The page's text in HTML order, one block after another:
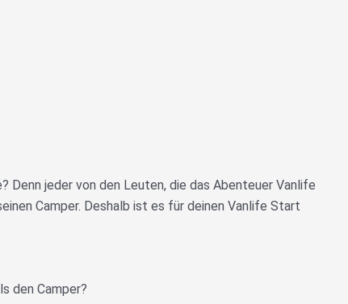
jeder von den Leuten, die das Abenteuer Vanlife
Camper. Deshalb ist es für deinen Vanlife Start
den Camper?